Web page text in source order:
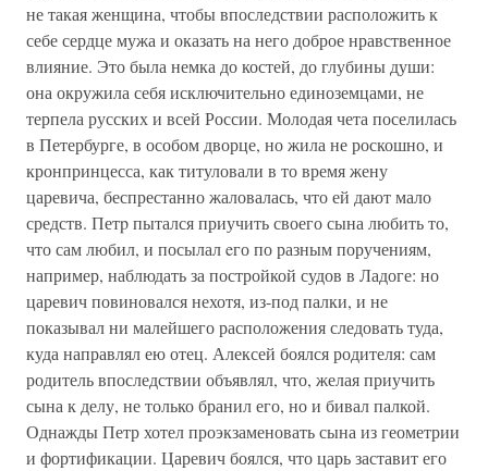
не такая женщина, чтобы впоследствии расположить к
себе сердце мужа и оказать на него доброе нравственное
влияние. Это была немка до костей, до глубины души:
она окружила себя исключительно единоземцами, не
терпела русских и всей России. Молодая чета поселилась
в Петербурге, в особом дворце, но жила не роскошно, и
кронпринцесса, как титуловали в то время жену
царевича, беспрестанно жаловалась, что ей дают мало
средств. Петp пытался приучить своего сына любить то,
что сам любил, и посылал eго по разным поручениям,
например, наблюдать за постройкой судов в Ладоге: но
царевич повиновался нехотя, из-под палки, и не
показывал ни малейшего расположения следовать туда,
куда направлял ею отец. Алексей боялся родителя: сам
родитель впоследствии объявлял, что, желая приучить
сына к делу, не только бранил его, но и бивал палкой.
Однажды Петр хотел проэкзаменовать сына из геометрии
и фортификации. Царевич боялся, что царь заставит его